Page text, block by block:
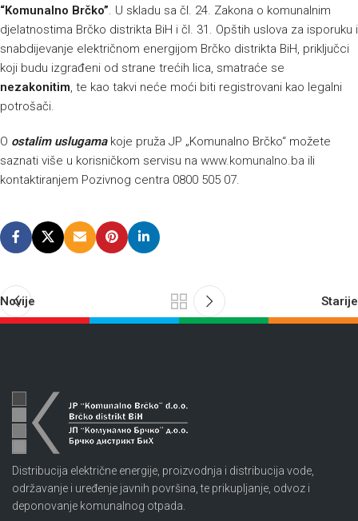
“Komunalno Brčko”. U skladu sa čl. 24. Zakona o komunalnim
djelatnostima Brčko distrikta BiH i čl. 31. Opštih uslova za isporuku i
snabdijevanje električnom energijom Brčko distrikta BiH, priključci
koji budu izgrađeni od strane trećih lica, smatraće se
nezakonitim, te kao takvi neće moći biti registrovani kao legalni
potrošači.
O ostalim uslugamakoje pruža JP „Komunalno Brčko“ možete
saznati više u korisničkom servisu na www.komunalno.ba ili
kontaktiranjem Pozivnog centra 0800 505 07.
Novije Starije
Distribucija električne energije, proizvodnja i distribucija vode,
održavanje i uređenje javnih površina, te prikupljanje, odvoz i
deponovanje komunalnog otpada.